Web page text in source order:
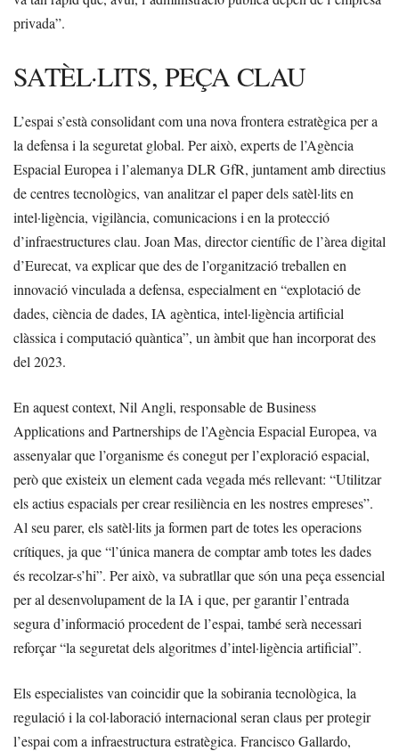
privada”.
SATÈL·LITS, PEÇA CLAU
L’espai s’està consolidant com una nova frontera estratègica per a
la defensa i la seguretat global. Per això, experts de l’Agència
Espacial Europea i l’alemanya DLR GfR, juntament amb directius
de centres tecnològics, van analitzar el paper dels satèl·lits en
intel·ligència, vigilància, comunicacions i en la protecció
d’infraestructures clau. Joan Mas, director científic de l’àrea digital
d’Eurecat, va explicar que des de l’organització treballen en
innovació vinculada a defensa, especialment en “explotació de
dades, ciència de dades, IA agèntica, intel·ligència artificial
clàssica i computació quàntica”, un àmbit que han incorporat des
del 2023.
En aquest context, Nil Angli, responsable de Business
Applications and Partnerships de l’Agència Espacial Europea, va
assenyalar que l’organisme és conegut per l’exploració espacial,
però que existeix un element cada vegada més rellevant: “Utilitzar
els actius espacials per crear resiliència en les nostres empreses”.
Al seu parer, els satèl·lits ja formen part de totes les operacions
crítiques, ja que “l’única manera de comptar amb totes les dades
és recolzar-s’hi”. Per això, va subratllar que són una peça essencial
per al desenvolupament de la IA i que, per garantir l’entrada
segura d’informació procedent de l’espai, també serà necessari
reforçar “la seguretat dels algoritmes d’intel·ligència artificial”.
Els especialistes van coincidir que la sobirania tecnològica, la
regulació i la col·laboració internacional seran claus per protegir
l’espai com a infraestructura estratègica. Francisco Gallardo,